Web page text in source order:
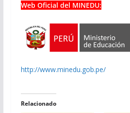
Web Oficial del MINEDU:
http://www.minedu.gob.pe/
Relacionado